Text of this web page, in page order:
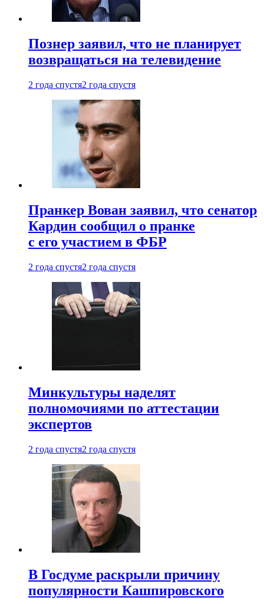
Познер заявил, что не планирует
возвращаться на телевидение
2 года спустя2 года спустя
Пранкер Вован заявил, что сенатор
Кардин сообщил о пранке
с его участием в ФБР
2 года спустя2 года спустя
Минкультуры наделят
полномочиями по аттестации
экспертов
2 года спустя2 года спустя
В Госдуме раскрыли причину
популярности Кашпировского